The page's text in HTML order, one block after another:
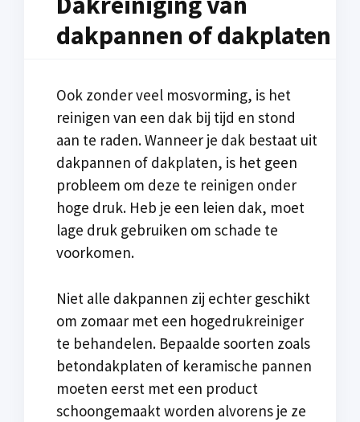
dakpannen of dakplaten
Ook zonder veel mosvorming, is het
reinigen van een dak bij tijd en stond
aan te raden. Wanneer je dak bestaat uit
dakpannen of dakplaten, is het geen
probleem om deze te reinigen onder
hoge druk. Heb je een leien dak, moet
lage druk gebruiken om schade te
voorkomen.
Niet alle dakpannen zij echter geschikt
om zomaar met een hogedrukreiniger
te behandelen. Bepaalde soorten zoals
betondakplaten of keramische pannen
moeten eerst met een product
schoongemaakt worden alvorens je ze